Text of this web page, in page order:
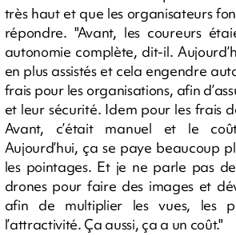
très haut et que les organisateurs
répondre. "Avant, les coureurs
autonomie complète, dit-il.
en plus assistés et cela engendre
frais pour les organisations, afin
et leur sécurité. Idem pour les frais
Avant, c’était manuel et le
Aujourd’hui, ça se paye beaucoup
les pointages. Et je ne parle pas
drones pour faire des images et
afin de multiplier les vues, les
l’attractivité. Ça aussi, ça a un coût."